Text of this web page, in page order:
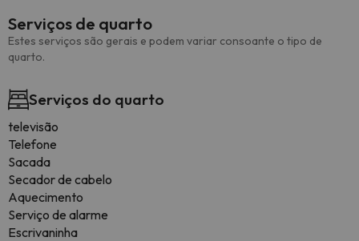
Serviços de quarto
Estes serviços são gerais e podem variar consoante o tipo de
quarto.
Serviços do quarto
televisão
Telefone
Sacada
Secador de cabelo
Aquecimento
Serviço de alarme
Escrivaninha